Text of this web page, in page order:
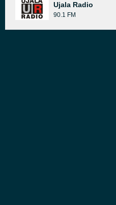
Ujala Radio
90.1 FM